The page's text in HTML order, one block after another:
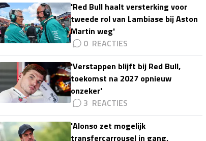
'Red Bull haalt versterking voor
tweede rol van Lambiase bij Aston
Martin weg'
0
'Verstappen blijft bij Red Bull,
toekomst na 2027 opnieuw
onzeker'
3
'Alonso zet mogelijk
transfercarrousel in gang,